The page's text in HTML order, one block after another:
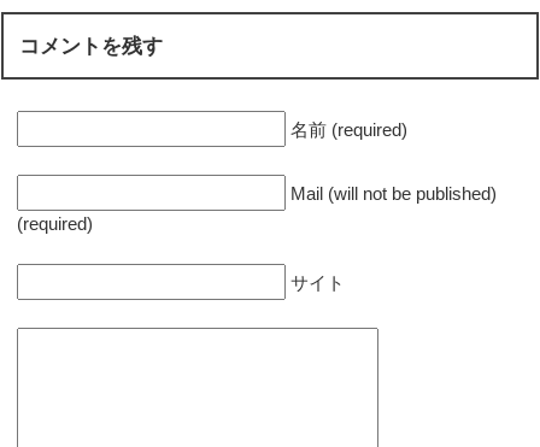
コメントを残す
名前 (required)
Mail (will not be published)
(required)
サイト